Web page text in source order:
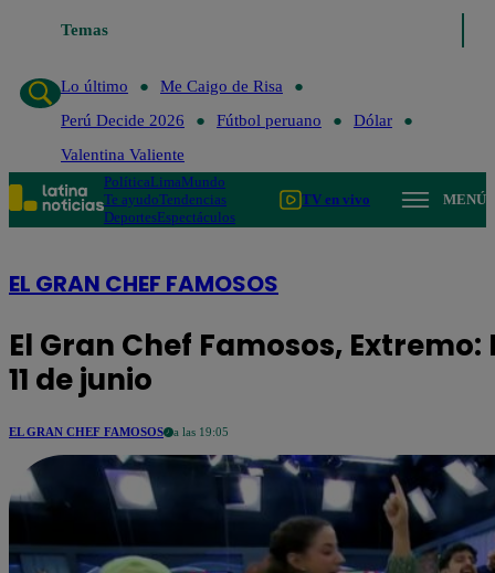
Temas
Lo último
Lo último
Me Caigo de Risa
Perú Decide 2026
Fútbol peruano
Dólar
Valentina Valiente
PolíticaLimaMundo
Te ayudoTendencias
DeportesEspectáculos
TV en vivo MENÚ
EL GRAN CHEF FAMOSOS
El Gran Chef Famosos,
11 de junio
EL GRAN CHEF FAMOSOS a las 19:05